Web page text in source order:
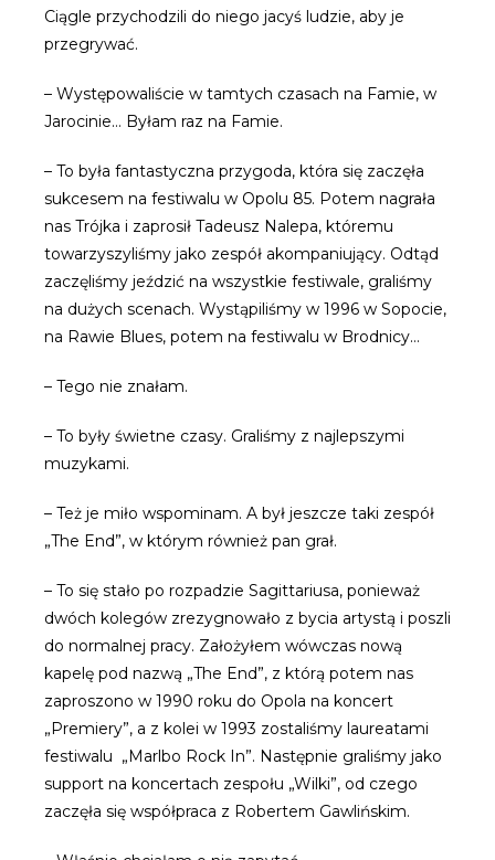
Ciągle przychodzili do niego jacyś ludzie, aby je
przegrywać.
– Występowaliście w tamtych czasach na Famie, w
Jarocinie… Byłam raz na Famie.
– To była fantastyczna przygoda, która się zaczęła
sukcesem na festiwalu w Opolu 85. Potem nagrała
nas Trójka i zaprosił Tadeusz Nalepa, któremu
towarzyszyliśmy jako zespół akompaniujący. Odtąd
zaczęliśmy jeździć na wszystkie festiwale, graliśmy
na dużych scenach. Wystąpiliśmy w 1996 w Sopocie,
na Rawie Blues, potem na festiwalu w Brodnicy…
– Tego nie znałam.
– To były świetne czasy. Graliśmy z najlepszymi
muzykami.
– Też je miło wspominam. A był jeszcze taki zespół
„The End”, w którym również pan grał.
– To się stało po rozpadzie Sagittariusa, ponieważ
dwóch kolegów zrezygnowało z bycia artystą i poszli
do normalnej pracy. Założyłem wówczas nową
kapelę pod nazwą „The End”, z którą potem nas
zaproszono w 1990 roku do Opola na koncert
„Premiery”, a z kolei w 1993 zostaliśmy laureatami
festiwalu „Marlbo Rock In”. Następnie graliśmy jako
support na koncertach zespołu „Wilki”, od czego
zaczęła się współpraca z Robertem Gawlińskim.